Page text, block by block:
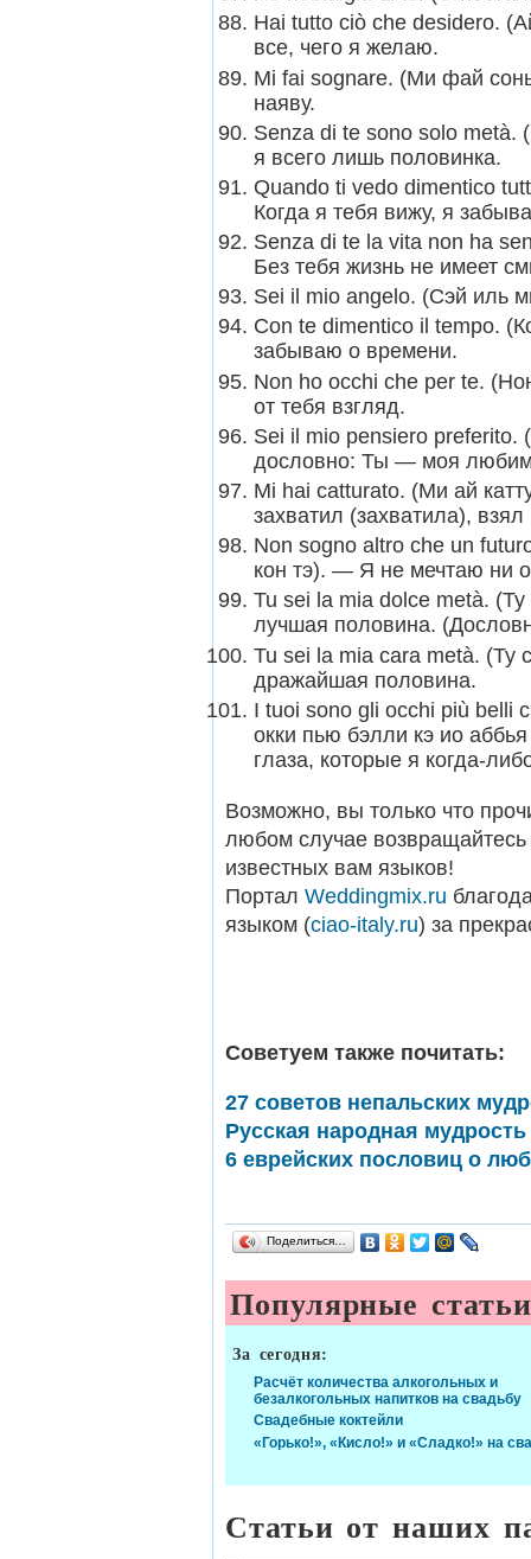
Hai tutto ciò che desidero.
все, чего я желаю.
Mi fai sognare. (Ми фай
наяву.
Senza di te sono solo metà.
я всего лишь половинка.
Quando ti vedo dimentico
Когда я тебя вижу, я
Senza di te la vita non ha
Без тебя жизнь не имеет
Sei il mio angelo. (Сэй иль
Con te dimentico il tempo.
забываю о времени.
Non ho occhi che per te.
от тебя взгляд.
Sei il mio pensiero
дословно: Ты — моя
Mi hai catturato. (Ми ай
захватил (захватила),
Non sogno altro che un
кон тэ). — Я не мечтаю ни
Tu sei la mia dolce metà.
лучшая половина.
Tu sei la mia cara metà.
дражайшая половина.
I tuoi sono gli occhi più belli
окки пью бэлли кэ ио
глаза, которые я когда-
Возможно, вы только что
любом случае
известных вам языков!
Портал Weddingmix.ru
языком (ciao-italy.ru) за
Советуем также почитать:
27 советов непальских
Русская народная
6 еврейских пословиц о
Поделиться…
Популярные статьи
За сегодня:
Расчёт количества алкогольных и
безалкогольных напитков на свадьбу
Свадебные коктейли
«Горько!», «Кисло!» и «Сладко!» на
Статьи от наших